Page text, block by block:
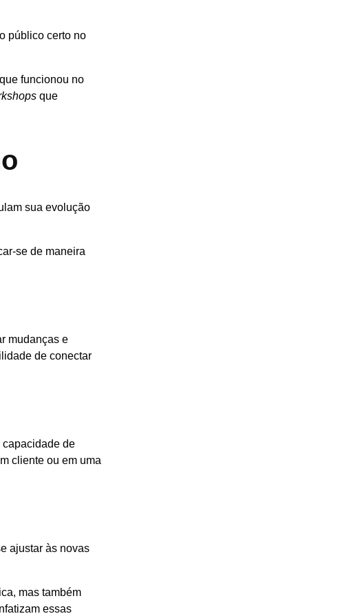
público certo no
funcionou no
que
sua evolução
se de maneira
mudanças e
de conectar
capacidade de
cliente ou em uma
ajustar às novas
mas também
essas